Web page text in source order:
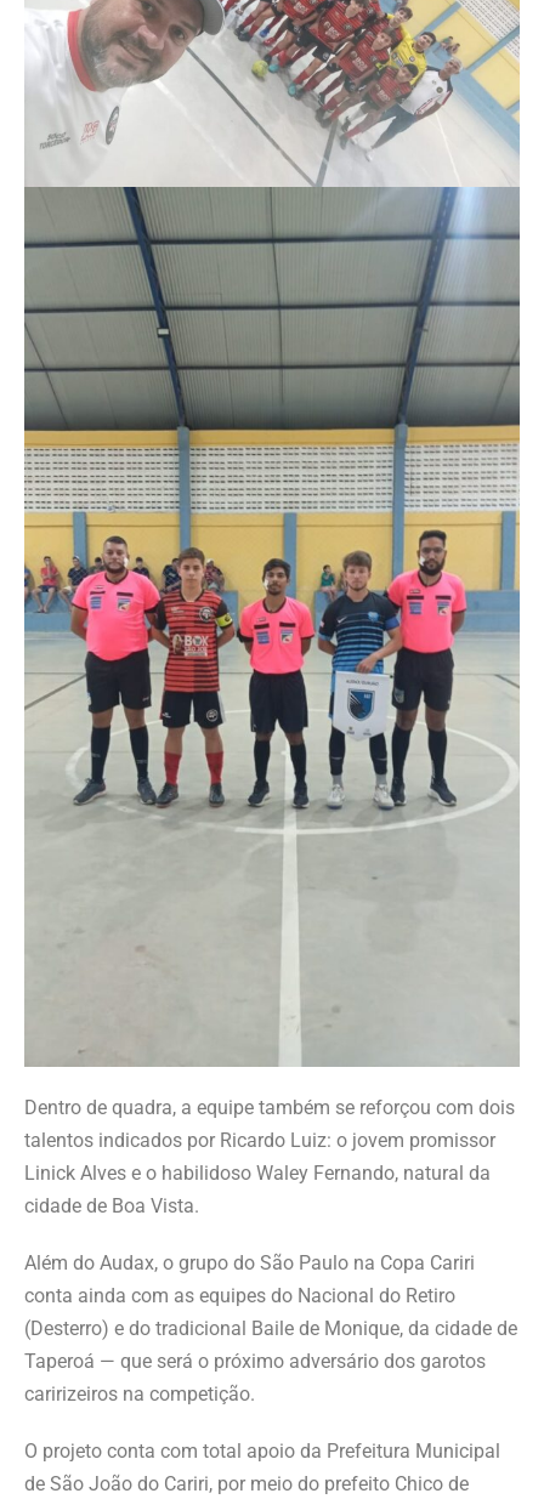
Dentro de quadra, a equipe também se reforçou com dois
talentos indicados por Ricardo Luiz: o jovem promissor
Linick Alves e o habilidoso Waley Fernando, natural da
cidade de Boa Vista.
Além do Audax, o grupo do São Paulo na Copa Cariri
conta ainda com as equipes do Nacional do Retiro
(Desterro) e do tradicional Baile de Monique, da cidade de
Taperoá — que será o próximo adversário dos garotos
caririzeiros na competição.
O projeto conta com total apoio da Prefeitura Municipal
de São João do Cariri, por meio do prefeito Chico de